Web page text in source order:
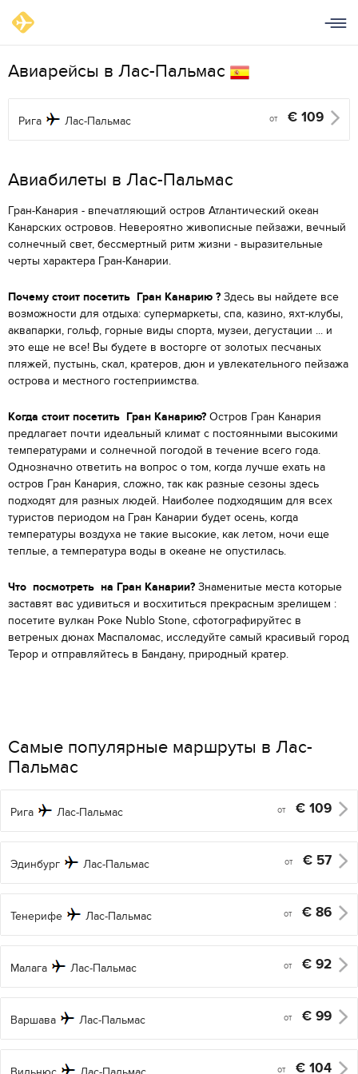
Авиарейсы в Лас-Пальмас
Рига Лас-Пальмас от € 109
Aвиабилеты в Лас-Пальмас
Гран-Канария - впечатляющий остров Атлантический океан
Канарских островов. Невероятно живописные пейзажи, вечный
солнечный свет, бессмертный ритм жизни - выразительные
черты характера Гран-Канарии.
Почему стоит посетить Гран Канарию ? Здесь вы найдете все
возможности для отдыха: супермаркеты, спа, казино, яхт-клубы,
аквапарки, гольф, горные виды спорта, музеи, дегустации ... и
это еще не все! Вы будете в восторге от золотых песчаных
пляжей, пустынь, скал, кратеров, дюн и увлекательного пейзажа
острова и местного гостеприимства.
Когда стоит посетить Гран Канарию? Остров Гран Канария
предлагает почти идеальный климат с постоянными высокими
температурами и солнечной погодой в течение всего года.
Однозначно ответить на вопрос о том, когда лучше ехать на
остров Гран Канария, сложно, так как разные сезоны здесь
подходят для разных людей. Наиболее подходящим для всех
туристов периодом на Гран Канарии будет осень, когда
температуры воздуха не такие высокие, как летом, ночи еще
теплые, а температура воды в океане не опустилась.
Что посмотреть на Гран Канарии? Знаменитые места которые
заставят вас удивиться и восхититься прекрасным зрелищем :
посетите вулкан Роке Nublo Stone, сфотографируйтес в
ветреных дюнах Маспаломас, исследуйте самый красивый город
Терор и отправляйтесь в Бандану, природный кратер.
Самые популярные маршруты в Лас-
Пальмас
Рига Лас-Пальмас от € 109
Эдинбург Лас-Пальмас от € 57
Тенерифе Лас-Пальмас от € 86
Малага Лас-Пальмас от € 92
Варшава Лас-Пальмас от € 99
от € 104